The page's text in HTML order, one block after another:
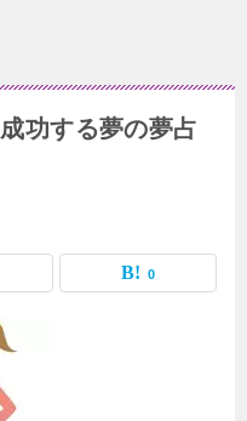
功する夢の夢占
0